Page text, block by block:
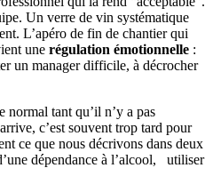
Un verre de vin systématique
L’apéro de fin de chantier qui
unerégulation émotionnelle :
un manager difficile, à décrocher
normal tant qu’il n’y a pas
c’est souvent trop tard pour
ce que nous décrivons dans deux
dépendance à l’alcool, utiliser